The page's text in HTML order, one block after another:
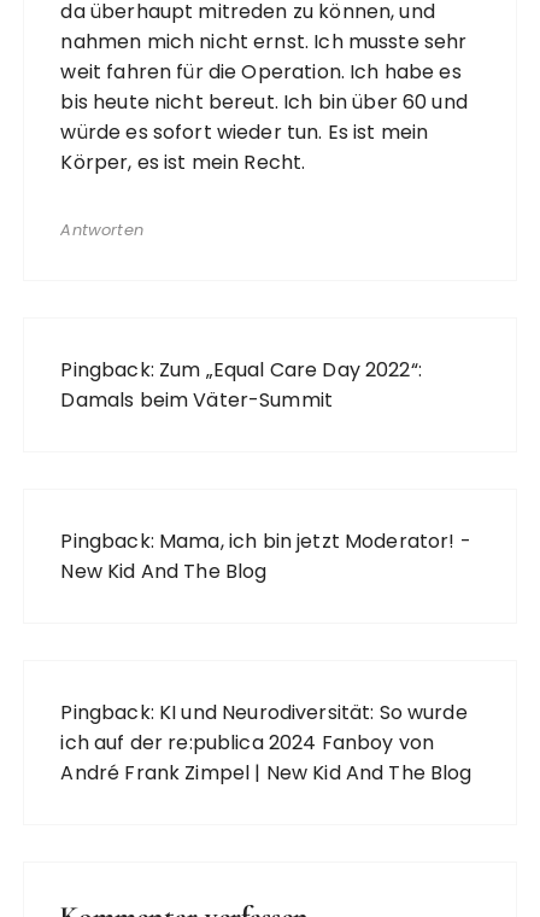
da überhaupt mitreden zu können, und
nahmen mich nicht ernst. Ich musste sehr
weit fahren für die Operation. Ich habe es
bis heute nicht bereut. Ich bin über 60 und
würde es sofort wieder tun. Es ist mein
Körper, es ist mein Recht.
Antworten
Pingback: Zum „Equal Care Day 2022“:
Damals beim Väter-Summit
Pingback: Mama, ich bin jetzt Moderator! -
New Kid And The Blog
Pingback: KI und Neurodiversität: So wurde
ich auf der re:publica 2024 Fanboy von
André Frank Zimpel | New Kid And The Blog